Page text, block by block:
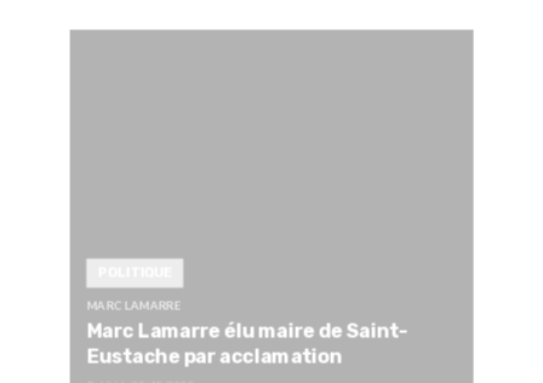
MARC LAMARRE
Marc Lamarre élu maire de Saint-
Eustache par acclamation